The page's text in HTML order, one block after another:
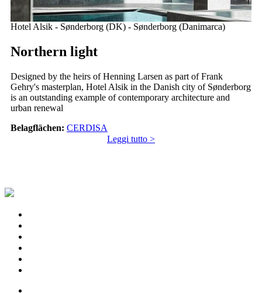
Hotel Alsik - Sønderborg (DK) - Sønderborg (Danimarca)
Northern light
Designed by the heirs of Henning Larsen as part of Frank
Gehry's masterplan, Hotel Alsik in the Danish city of Sønderborg
is an outstanding example of contemporary architecture and
urban renewal
Belagflächen: CERDISA
Leggi tutto >